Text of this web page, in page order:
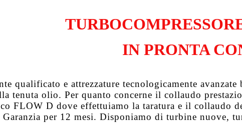
IN PRONTA
qualificato e attrezzature tecnologicamente
tenuta olio. Per quanto concerne il collaudo
FLOW D dove effettuiamo la taratura e il collaudo
Garanzia per 12 mesi. Disponiamo di turbine nuove,